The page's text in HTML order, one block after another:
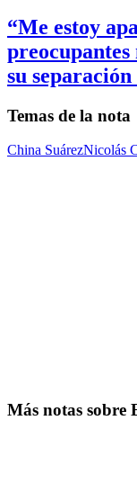
“Me estoy
su
Temas de la nota
China SuárezNicolás
Más notas sobre